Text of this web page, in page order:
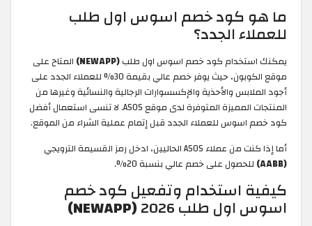
ما هو كود خصم اسوس اول طلب
للعملاء الجدد؟
يمكنك استخدام كود خصم اسوس اول طلب(NEWAPP)
المتاح على
موقع الكوبون، حيث يوفر خصم عالي بقيمة 30% للعملاء الجدد على
أجود الملابس والأحذية والإكسسوارات الرجالية والنسائية وغيرها من
المنتجات المميزة المتوفرة لدى موقع ASOS. لا تنسى استعمال أفضل
كود خصم اسوس للعملاء الجدد قبل إتمام عملية الشراء من الموقع.
أما إذا كنت من عملاء ASOS الحاليين، ادخل رمز القسيمة الترويجي
(AABB)
للحصول على خصم عالي بنسبة 20%.
كيفية استخدام وتفعيل كود خصم
اسوس اول طلب 2026 (NEWAPP)